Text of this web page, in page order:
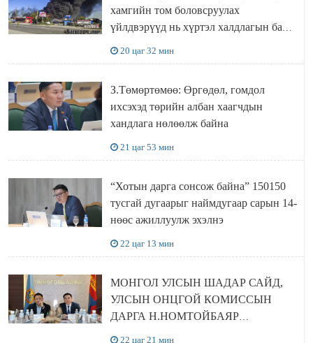
хамгийн том боловсруулах
үйлдвэрүүд нь хүртэл халдлагын бай
20 цаг 32 мин
З.Төмөртөмөө: Өргөдөл, гомдол
ихсэхэд төрийн албан хаагчдын
хандлага нөлөөлж байна
21 цаг 53 мин
“Хотын дарга сонсож байна” 150150
тусгай дугаарыг наймдугаар сарын 14-
нөөс ажиллуулж эхэлнэ
22 цаг 13 мин
МОНГОЛ УЛСЫН ШАДАР САЙД,
УЛСЫН ОНЦГОЙ КОМИССЫН
ДАРГА Н.НОМТОЙБАЯР
22 цаг 21 мин